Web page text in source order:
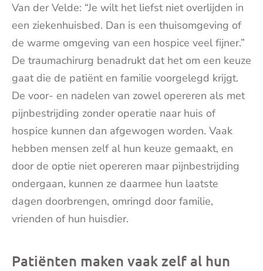
Van der Velde: “Je wilt het liefst niet overlijden in
een ziekenhuisbed. Dan is een thuisomgeving of
de warme omgeving van een hospice veel fijner.”
De traumachirurg benadrukt dat het om een keuze
gaat die de patiënt en familie voorgelegd krijgt.
De voor- en nadelen van zowel opereren als met
pijnbestrijding zonder operatie naar huis of
hospice kunnen dan afgewogen worden. Vaak
hebben mensen zelf al hun keuze gemaakt, en
door de optie niet opereren maar pijnbestrijding
ondergaan, kunnen ze daarmee hun laatste
dagen doorbrengen, omringd door familie,
vrienden of hun huisdier.
Patiënten maken vaak zelf al hun